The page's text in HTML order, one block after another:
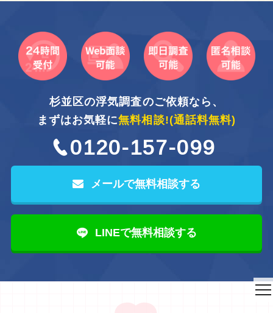
杉並区の浮気調査のご依頼なら、
まずはお気軽に無料相談!(通話料無料)
0120-157-099
メールで無料相談する
LINEで無料相談する